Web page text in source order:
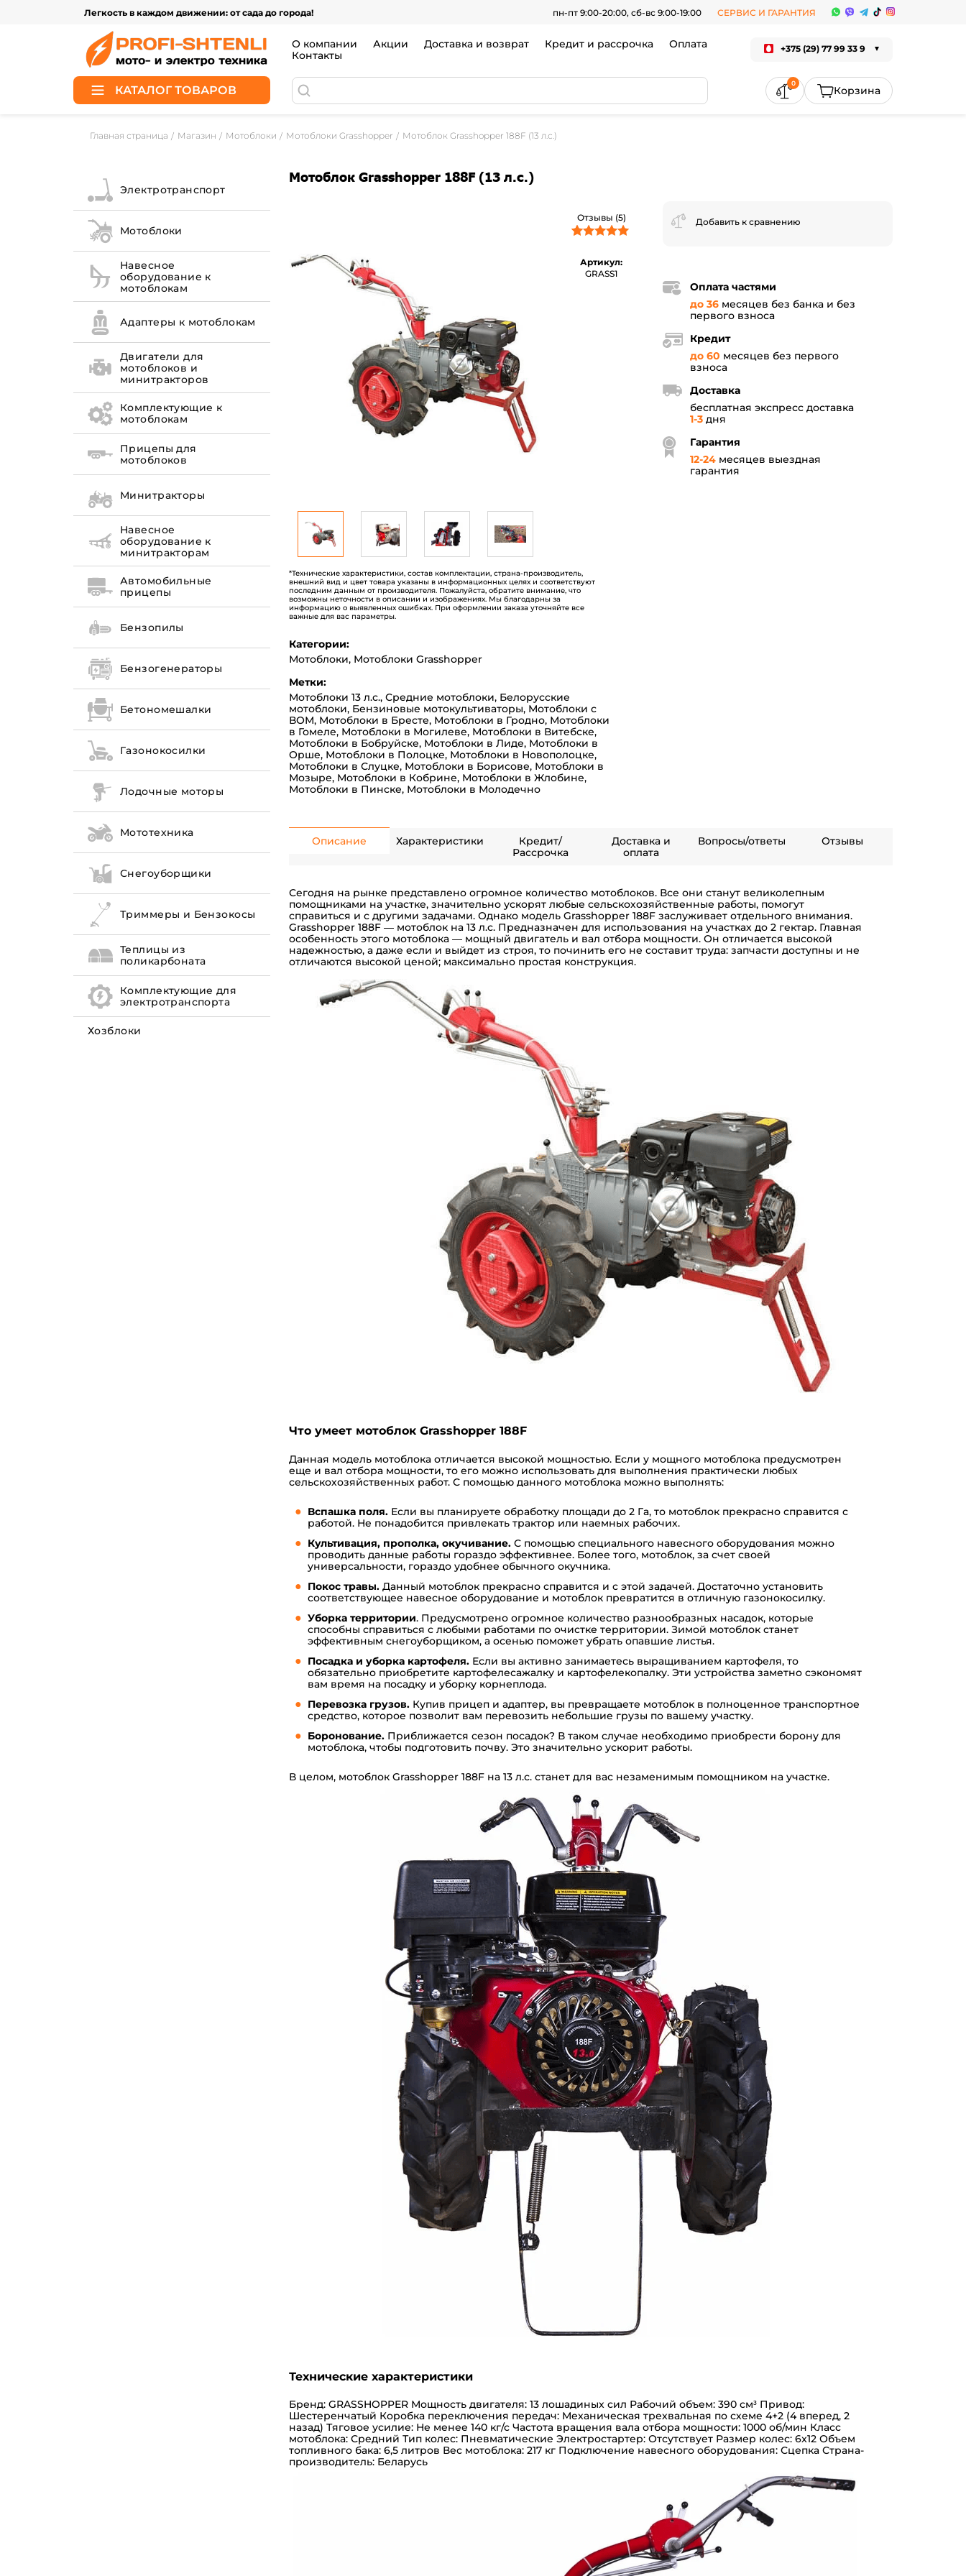
Легкость в каждом движении: от сада до города! пн-пт 9:00-20:00, сб-вс 9:00-19:00 СЕРВИС И ГАРАНТИЯ
О компании Акции Доставка и возврат Кредит и рассрочка
Оплата
Контакты
+375 (29) 77 99 33 9
КАТАЛОГ ТОВАРОВ
0
Главная страница Магазин Мотоблоки Мотоблоки Grasshopper Мотоблок Grasshopper 188F (13 л.с.)
Электротранспорт
Мотоблоки
Навесное
оборудование к
мотоблокам
Адаптеры к мотоблокам
Двигатели для
мотоблоков и
минитракторов
Комплектующие к
мотоблокам
Прицепы для
мотоблоков
Минитракторы
Навесное
оборудование к
минитракторам
Автомобильные
прицепы
Бензопилы
Бензогенераторы
Бетономешалки
Газонокосилки
Лодочные моторы
Мототехника
Снегоуборщики
Триммеры и Бензокосы
Теплицы из
поликарбоната
Комплектующие для
электротранспорта
Хозблоки
Мотоблок Grasshopper 188F (13 л.с.)
Отзывы (5)
5.00из 5 на
основе
опроса
Артикул:
GRASS1
*Технические характеристики, состав комплектации, страна-производитель,
внешний вид и цвет товара указаны в информационных целях и соответствуют
последним данным от производителя. Пожалуйста, обратите внимание, что
возможны неточности в описании и изображениях. Мы благодарны за
информацию о выявленных ошибках. При оформлении заказа уточняйте все
важные для вас параметры.
Категории:
Мотоблоки, Мотоблоки Grasshopper
Метки:
Мотоблоки 13 л.с., Средние мотоблоки, Белорусские
мотоблоки, Бензиновые мотокультиваторы, Мотоблоки с
ВОМ, Мотоблоки в Бресте, Мотоблоки в Гродно, Мотоблоки
в Гомеле, Мотоблоки в Могилеве, Мотоблоки в Витебске,
Мотоблоки в Бобруйске, Мотоблоки в Лиде, Мотоблоки в
Орше, Мотоблоки в Полоцке, Мотоблоки в Новополоцке,
Мотоблоки в Слуцке, Мотоблоки в Борисове, Мотоблоки в
Мозыре, Мотоблоки в Кобрине, Мотоблоки в Жлобине,
Мотоблоки в Пинске, Мотоблоки в Молодечно
Добавить к сравнению
Оплата частями
до 36 месяцев без банка и без
первого взноса
Кредит
до 60 месяцев без первого
взноса
Доставка
бесплатная экспресс доставка
1-3 дня
Гарантия
12-24 месяцев выездная
гарантия
Описание Характеристики
Кредит/
Рассрочка
Доставка и
оплата
Вопросы/ответы Отзывы
Сегодня на рынке представлено огромное количество мотоблоков. Все они станут великолепным
помощниками на участке, значительно ускорят любые сельскохозяйственные работы, помогут
справиться и с другими задачами. Однако модель Grasshopper 188F заслуживает отдельного внимания.
Grasshopper 188F — мотоблок на 13 л.с. Предназначен для использования на участках до 2 гектар. Главная
особенность этого мотоблока — мощный двигатель и вал отбора мощности. Он отличается высокой
надежностью, а даже если и выйдет из строя, то починить его не составит труда: запчасти доступны и не
отличаются высокой ценой; максимально простая конструкция.
Что умеет мотоблок Grasshopper 188F
Данная модель мотоблока отличается высокой мощностью. Если у мощного мотоблока предусмотрен
еще и вал отбора мощности, то его можно использовать для выполнения практически любых
сельскохозяйственных работ. С помощью данного мотоблока можно выполнять:
Вспашка поля. Если вы планируете обработку площади до 2 Га, то мотоблок прекрасно справится с
работой. Не понадобится привлекать трактор или наемных рабочих.
Культивация, прополка, окучивание. С помощью специального навесного оборудования можно
проводить данные работы гораздо эффективнее. Более того, мотоблок, за счет своей
универсальности, гораздо удобнее обычного окучника.
Покос травы. Данный мотоблок прекрасно справится и с этой задачей. Достаточно установить
соответствующее навесное оборудование и мотоблок превратится в отличную газонокосилку.
Уборка территории. Предусмотрено огромное количество разнообразных насадок, которые
способны справиться с любыми работами по очистке территории. Зимой мотоблок станет
эффективным снегоуборщиком, а осенью поможет убрать опавшие листья.
Посадка и уборка картофеля. Если вы активно занимаетесь выращиванием картофеля, то
обязательно приобретите картофелесажалку и картофелекопалку. Эти устройства заметно сэкономят
вам время на посадку и уборку корнеплода.
Перевозка грузов. Купив прицеп и адаптер, вы превращаете мотоблок в полноценное транспортное
средство, которое позволит вам перевозить небольшие грузы по вашему участку.
Боронование. Приближается сезон посадок? В таком случае необходимо приобрести борону для
мотоблока, чтобы подготовить почву. Это значительно ускорит работы.
В целом, мотоблок Grasshopper 188F на 13 л.с. станет для вас незаменимым помощником на участке.
Технические характеристики
Бренд: GRASSHOPPER Мощность двигателя: 13 лошадиных сил Рабочий объем: 390 см³ Привод:
Шестеренчатый Коробка переключения передач: Механическая трехвальная по схеме 4+2 (4 вперед, 2
назад) Тяговое усилие: Не менее 140 кг/с Частота вращения вала отбора мощности: 1000 об/мин Класс
мотоблока: Средний Тип колес: Пневматические Электростартер: Отсутствует Размер колес: 6x12 Объем
топливного бака: 6,5 литров Вес мотоблока: 217 кг Подключение навесного оборудования: Сцепка Страна-
производитель: Беларусь